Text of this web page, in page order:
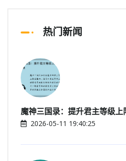
热门新闻
魔神三国录：提升君主等级上
2026-05-11 19:40:25